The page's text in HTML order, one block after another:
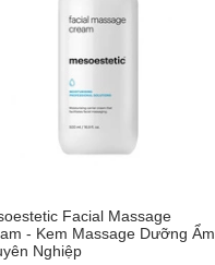
Facial Massage
- Kem Massage Dưỡng Ẩm
Nghiệp